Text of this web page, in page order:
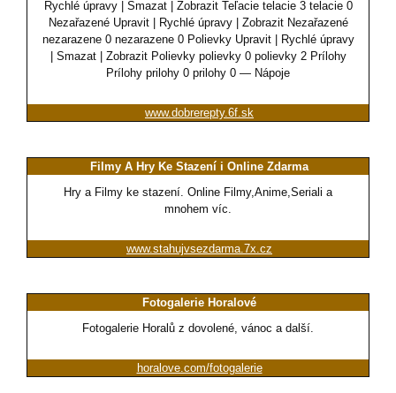
Rychlé úpravy | Smazat | Zobrazit Teľacie telacie 3 telacie 0
Nezařazené Upravit | Rychlé úpravy | Zobrazit Nezařazené
nezarazene 0 nezarazene 0 Polievky Upravit | Rychlé úpravy
| Smazat | Zobrazit Polievky polievky 0 polievky 2 Prílohy
Prílohy prilohy 0 prilohy 0 — Nápoje
www.dobrerepty.6f.sk
Filmy A Hry Ke Stazení i Online Zdarma
Hry a Filmy ke stazení. Online Filmy,Anime,Seriali a
mnohem víc.
www.stahujvsezdarma.7x.cz
Fotogalerie Horalové
Fotogalerie Horalů z dovolené, vánoc a další.
horalove.com/fotogalerie